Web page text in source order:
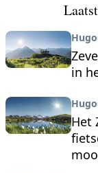
Hugo
in
Hugo
Het